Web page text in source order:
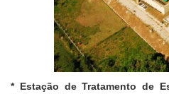
* Estação de Tratamento de